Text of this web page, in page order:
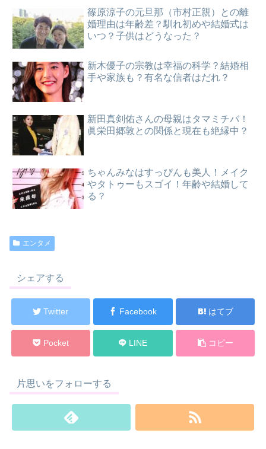
篠原涼子の元旦那（市村正親）との離
婚理由は年齢差？馴れ初めや結婚式は
いつ？子供はどうなった？
新木優子の宗教は幸福の科学？結婚相
手や家族も？有名な信者はだれ？
新田真剣佑さんの母親はタマミチバ！
眞栄田郷敦との関係と現在も絶縁中？
ちゃんみなはすっぴんも美人！メイク
やタトゥーもスゴイ！年齢や結婚して
る？
エンタメ
シェアする
Twitter Facebook はてブ
Pocket LINE コピー
片思いをフォローする